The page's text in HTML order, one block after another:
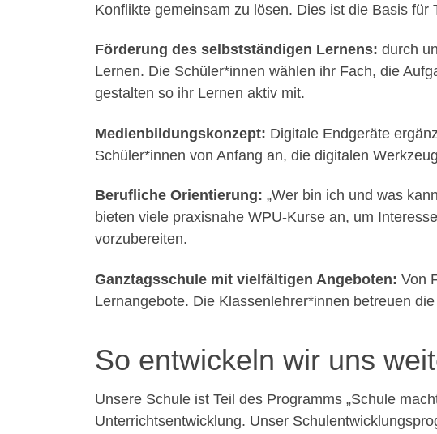
Konflikte gemeinsam zu lösen. Dies ist die Basis für
Förderung des selbstständigen Lernens: durch
Lernen. Die Schüler*innen wählen ihr Fach, die
gestalten so ihr Lernen aktiv mit.
Medienbildungskonzept: Digitale Endgeräte
Schüler*innen von Anfang an, die digitalen
Berufliche Orientierung: „Wer bin ich und was
bieten viele praxisnahe WPU-Kurse an, um
vorzubereiten.
Ganztagsschule mit vielfältigen Angeboten: Von
Lernangebote. Die Klassenlehrer*innen betreuen
So entwickeln wir uns
Unsere Schule ist Teil des Programms „Schule
Unterrichtsentwicklung. Unser